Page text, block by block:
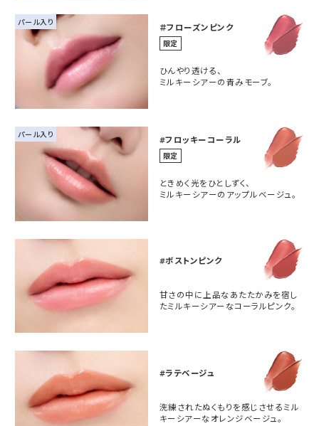
パール入り ＃フローズンピンク
限定
ひんやり透ける、
ミルキーシアーの青みモーブ。
パール入り #フロッキーコーラル
限定
ときめく光をひとしずく、
ミルキーシアーのアップルベージュ。
#ボストンピンク
甘さの中に上品なあたたかみを宿し
たミルキーシアーなコーラルピンク。
#ラテベージュ
洗練されたぬくもりを感じさせるミル
キーシアーなオレンジベージュ。